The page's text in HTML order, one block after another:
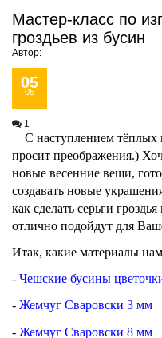
Мастер-класс по
гроздьев из бусин
Автор:
05
05
1
С наступлением тёплых
просит преображения.)
новые весенние вещи,
создавать новые
как сделать серьги
отлично подойдут для
Итак, какие материалы
- Чешские бусины
- Жемчуг Сваровски 3 мм
- Жемчуг Сваровски 8 мм